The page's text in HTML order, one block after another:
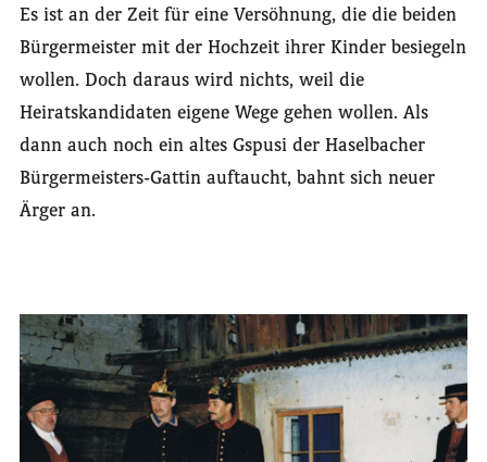
Es ist an der Zeit für eine Versöhnung, die die beiden
Bürgermeister mit der Hochzeit ihrer Kinder besiegeln
wollen. Doch daraus wird nichts, weil die
Heiratskandidaten eigene Wege gehen wollen. Als
dann auch noch ein altes Gspusi der Haselbacher
Bürgermeisters-Gattin auftaucht, bahnt sich neuer
Ärger an.